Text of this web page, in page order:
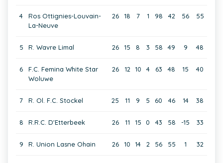
4
Ros Ottignies-Louvain-
La-Neuve
26 18 7 1 98 42 56 55
5 R. Wavre Limal 26 15 8 3 58 49 9 48
6
F.C. Femina White Star
Woluwe
26 12 10 4 63 48 15 40
7 R. Ol. F.C. Stockel 25 11 9 5 60 46 14 38
8 R.R.C. D'Etterbeek 26 11 15 0 43 58 -15 33
9 R. Union Lasne Ohain 26 10 14 2 56 55 1 32